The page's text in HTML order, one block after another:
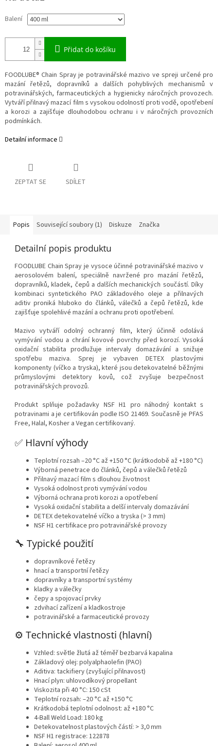
Balení
Přidat do košíku
FOODLUBE® Chain Spray je potravinářské mazivo ve spreji určené pro
mazání řetězů, dopravníků a dalších pohyblivých mechanismů v
potravinářských, farmaceutických a hygienicky náročných provozech.
Vytváří přilnavý mazací film s vysokou odolností proti vodě, opotřebení
a korozi a zajišťuje dlouhodobou ochranu i v náročných provozních
podmínkách.
Detailní informace
ZEPTAT SE SDÍLET
Popis Související soubory (1) Diskuze Značka
Detailní popis produktu
FOODLUBE Chain Spray je vysoce účinné potravinářské mazivo v
aerosolovém balení, speciálně navržené pro mazání řetězů,
dopravníků, kladek, čepů a dalších mechanických součástí. Díky
kombinaci syntetického PAO základového oleje a přilnavých
aditiv proniká hluboko do článků, válečků a čepů řetězů, kde
zajišťuje spolehlivé mazání a ochranu proti opotřebení.
Mazivo vytváří odolný ochranný film, který účinně odolává
vymývání vodou a chrání kovové povrchy před korozí. Vysoká
oxidační stabilita prodlužuje intervaly domazávání a snižuje
spotřebu maziva. Sprej je vybaven DETEX plastovými
komponenty (víčko a tryska), které jsou detekovatelné běžnými
průmyslovými detektory kovů, což zvyšuje bezpečnost
potravinářských provozů.
Produkt splňuje požadavky NSF H1 pro náhodný kontakt s
potravinami a je certifikován podle ISO 21469. Současně je PFAS
Free, Halal, Kosher a Vegan certifikovaný.
✅ Hlavní výhody
Teplotní rozsah –20 °C až +150 °C (krátkodobě až +180 °C)
Výborná penetrace do článků, čepů a válečků řetězů
Přilnavý mazací film s dlouhou životnost
Vysoká odolnost proti vymývání vodou
Výborná ochrana proti korozi a opotřebení
Vysoká oxidační stabilita a delší intervaly domazávání
DETEX detekovatelné víčko a tryska (> 3 mm)
NSF H1 certifikace pro potravinářské provozy
🔧 Typické použití
dopravníkové řetězy
hnací a transportní řetězy
dopravníky a transportní systémy
kladky a válečky
čepy a spojovací prvky
zdvihací zařízení a kladkostroje
potravinářské a farmaceutické provozy
⚙️ Technické vlastnosti (hlavní)
Vzhled: světle žlutá až téměř bezbarvá kapalina
Základový olej: polyalphaolefin (PAO)
Aditiva: tackifiery (zvyšující přilnavost)
Hnací plyn: uhlovodíkový propellant
Viskozita při 40 °C: 150 cSt
Teplotní rozsah: –20 °C až +150 °C
Krátkodobá teplotní odolnost: až +180 °C
4-Ball Weld Load: 180 kg
Detekovatelnost plastových částí: > 3,0 mm
NSF H1 registrace: 122878